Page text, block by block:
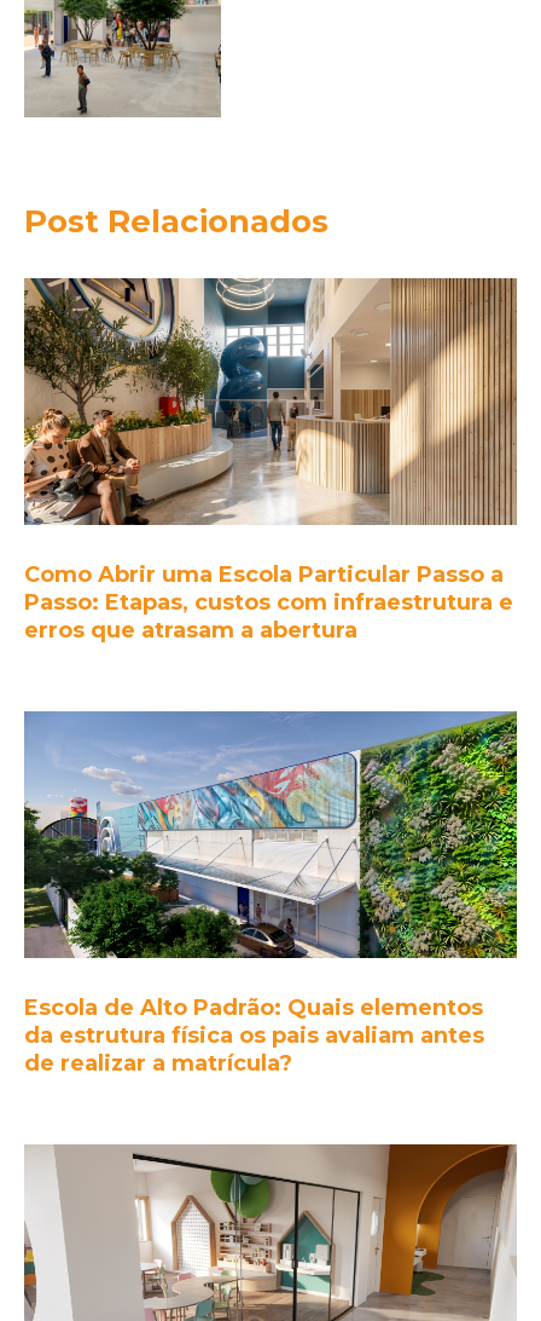
Post Relacionados
Como Abrir uma Escola Particular Passo a
Passo: Etapas, custos com infraestrutura e
erros que atrasam a abertura
Escola de Alto Padrão: Quais elementos
da estrutura física os pais avaliam antes
de realizar a matrícula?